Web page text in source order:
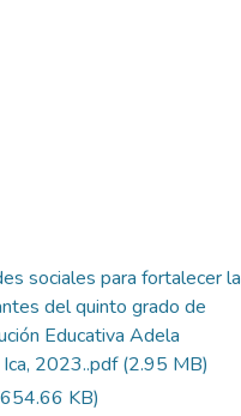
sociales para fortalecer la
del quinto grado de
Educativa Adela
2023..pdf(2.95 MB)
KB)